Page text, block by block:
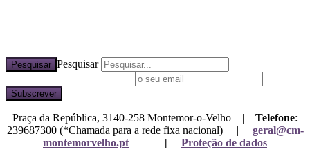
Pesquisar Pesquisar
Praça da República, 3140-258 Montemor-o-Velho | Telefone:
239687300 (*Chamada para a rede fixa nacional) | geral@cm-
montemorvelho.pt
| Proteção de dados